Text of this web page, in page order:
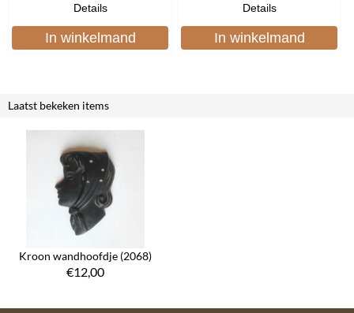
Details
In winkelmand
Details
In winkelmand
Laatst bekeken items
Kroon wandhoofdje (2068)
€12,00